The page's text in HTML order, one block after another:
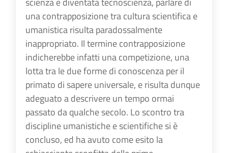
una contrapposizione tra cultura scientifica e
umanistica risulta paradossalmente
inappropriato. Il termine contrapposizione
indicherebbe infatti una competizione, una
lotta tra le due forme di conoscenza per il
primato di sapere universale, e risulta dunque
adeguato a descrivere un tempo ormai
passato da qualche secolo. Lo scontro tra
discipline umanistiche e scientifiche si è
concluso, ed ha avuto come esito la